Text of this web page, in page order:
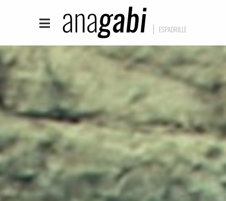
ESPADRILLE